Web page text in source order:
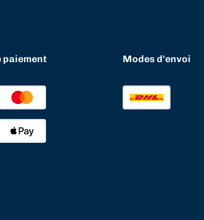
paiement Modes d'envoi